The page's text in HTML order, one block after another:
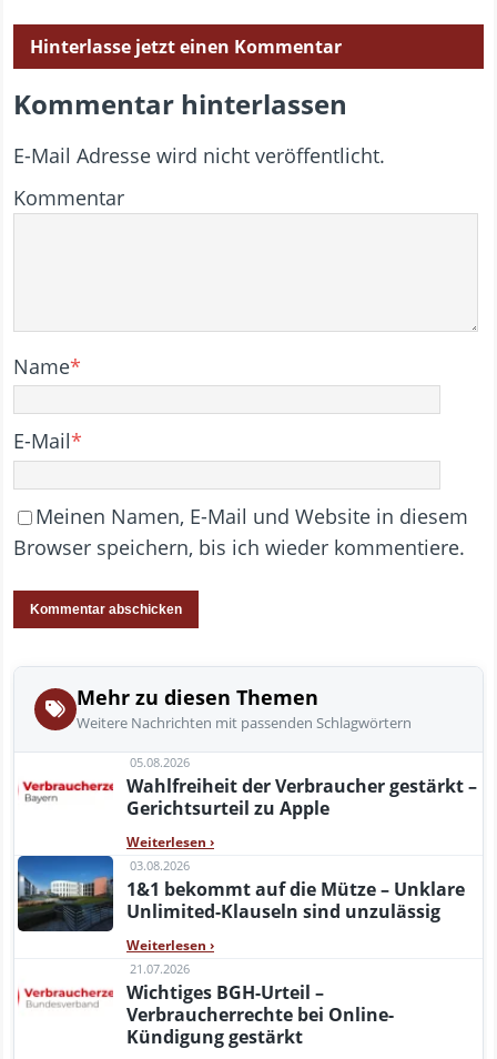
Hinterlasse jetzt einen Kommentar
Kommentar hinterlassen
E-Mail Adresse wird nicht veröffentlicht.
Kommentar
Name*
E-Mail*
Meinen Namen, E-Mail und Website in diesem
Browser speichern, bis ich wieder kommentiere.
Mehr zu diesen Themen
Weitere Nachrichten mit passenden Schlagwörtern
05.08.2026
Wahlfreiheit der Verbraucher gestärkt –
Gerichtsurteil zu Apple
Weiterlesen ›
03.08.2026
1&1 bekommt auf die Mütze – Unklare
Unlimited-Klauseln sind unzulässig
Weiterlesen ›
21.07.2026
Wichtiges BGH-Urteil –
Verbraucherrechte bei Online-
Kündigung gestärkt